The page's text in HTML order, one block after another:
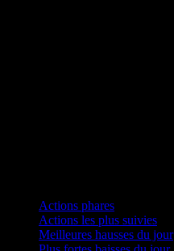
Actions phares
Actions les plus suivies
Meilleures hausses du jour